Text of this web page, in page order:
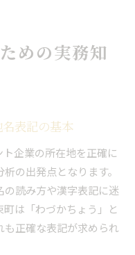
めの実務知
表記の基本
企業の所在地を正確に
の出発点となります。
読み方や漢字表記に迷
は「わづかちょう」と
正確な表記が求められ